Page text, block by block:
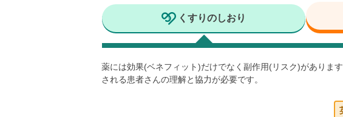
くすりのしおり
薬には効果(ベネフィット)だけでなく副作用(リスク)がありま
される患者さんの理解と協力が必要です。